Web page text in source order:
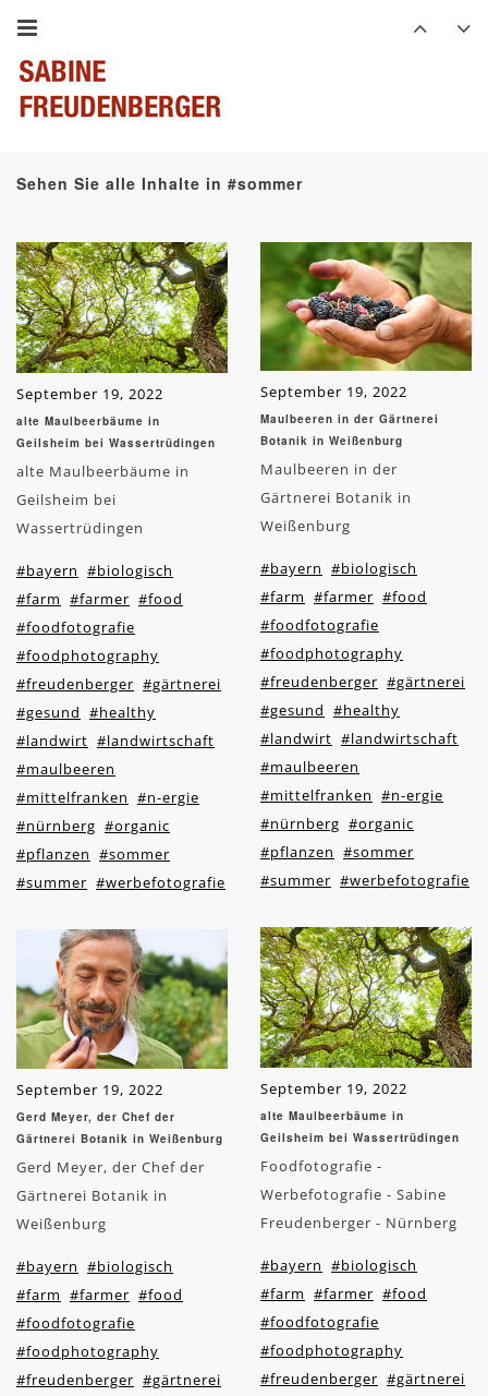
Sehen Sie alle Inhalte in #sommer
September 19, 2022
alte Maulbeerbäume in
Geilsheim bei Wassertrüdingen
alte Maulbeerbäume in
Geilsheim bei
Wassertrüdingen
#bayern #biologisch
#farm #farmer #food
#foodfotografie
#foodphotography
#freudenberger #gärtnerei
#gesund #healthy
#landwirt #landwirtschaft
#maulbeeren
#mittelfranken #n-ergie
#nürnberg #organic
#pflanzen #sommer
#summer #werbefotografie
September 19, 2022
Gerd Meyer, der Chef der
Gärtnerei Botanik in Weißenburg
Gerd Meyer, der Chef der
Gärtnerei Botanik in
Weißenburg
#bayern #biologisch
#farm #farmer #food
#foodfotografie
#foodphotography
#freudenberger #gärtnerei
September 19, 2022
Maulbeeren in der Gärtnerei
Botanik in Weißenburg
Maulbeeren in der
Gärtnerei Botanik in
Weißenburg
#bayern #biologisch
#farm #farmer #food
#foodfotografie
#foodphotography
#freudenberger #gärtnerei
#gesund #healthy
#landwirt #landwirtschaft
#maulbeeren
#mittelfranken #n-ergie
#nürnberg #organic
#pflanzen #sommer
#summer #werbefotografie
September 19, 2022
alte Maulbeerbäume in
Geilsheim bei Wassertrüdingen
Foodfotografie -
Werbefotografie - Sabine
Freudenberger - Nürnberg
#bayern #biologisch
#farm #farmer #food
#foodfotografie
#foodphotography
#freudenberger #gärtnerei